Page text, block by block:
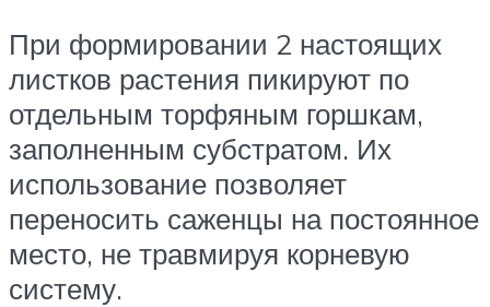
При формировании 2 настоящих
листков растения пикируют по
отдельным торфяным горшкам,
заполненным субстратом. Их
использование позволяет
переносить саженцы на постоянное
место, не травмируя корневую
систему.